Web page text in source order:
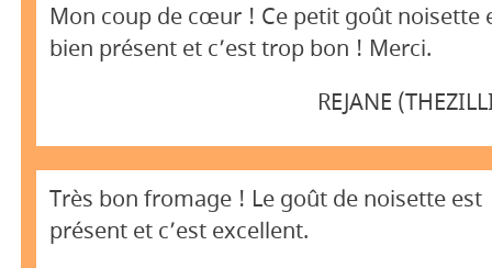
Mon coup de cœur ! Ce petit goût noisette
bien présent et c’est trop bon ! Merci.
REJANE
Très bon fromage ! Le goût de noisette est
présent et c’est excellent.